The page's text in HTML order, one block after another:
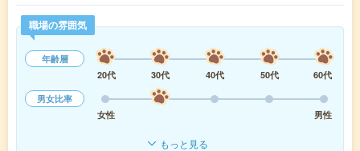
職場の雰囲気
年齢層
20代
30代 40代 50代
60代
男女比率
女性
男性
もっと見る